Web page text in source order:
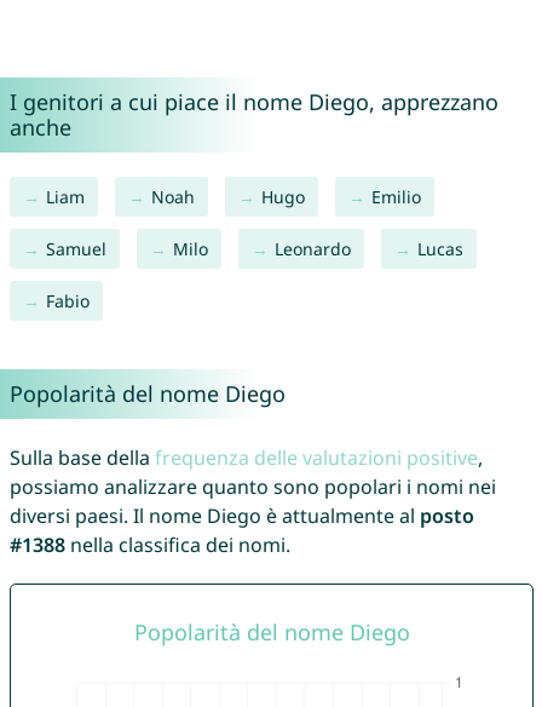
I genitori a cui piace il nome Diego, apprezzano
anche
Liam Noah Hugo Emilio
Samuel Milo Leonardo Lucas
Fabio
Popolarità del nome Diego
Sulla base della frequenza delle valutazioni positive,
possiamo analizzare quanto sono popolari i nomi nei
diversi paesi. Il nome Diego è attualmente al posto
#1388nella classifica dei nomi.